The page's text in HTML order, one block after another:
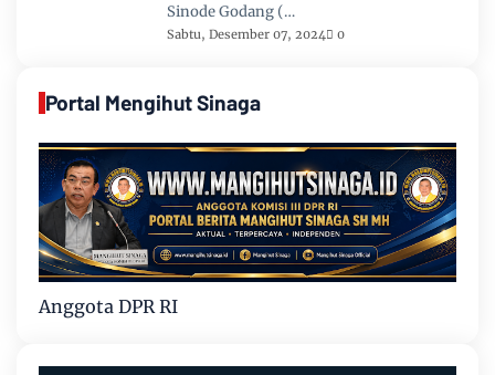
Sinode Godang (…
Sabtu, Desember 07, 2024 0
Portal Mengihut Sinaga
Anggota DPR RI